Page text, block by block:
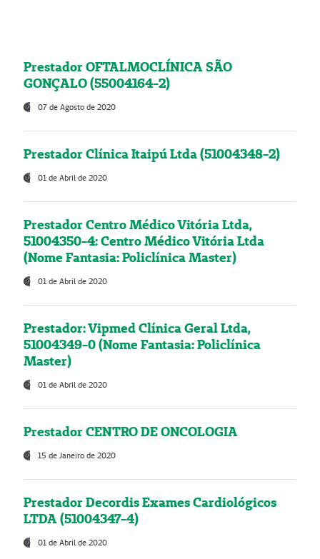
Prestador OFTALMOCLÍNICA SÃO
GONÇALO (55004164-2)
07 de Agosto de 2020
Prestador Clínica Itaipú Ltda (51004348-2)
01 de Abril de 2020
Prestador Centro Médico Vitória Ltda,
51004350-4: Centro Médico Vitória Ltda
(Nome Fantasia: Policlínica Master)
01 de Abril de 2020
Prestador: Vipmed Clínica Geral Ltda,
51004349-0 (Nome Fantasia: Policlínica
Master)
01 de Abril de 2020
Prestador CENTRO DE ONCOLOGIA
15 de Janeiro de 2020
Prestador Decordis Exames Cardiológicos
LTDA (51004347-4)
01 de Abril de 2020